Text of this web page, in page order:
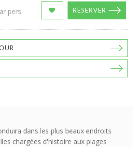
pers. RÉSERVER
dans les plus beaux endroits
chargées d'histoire aux plages